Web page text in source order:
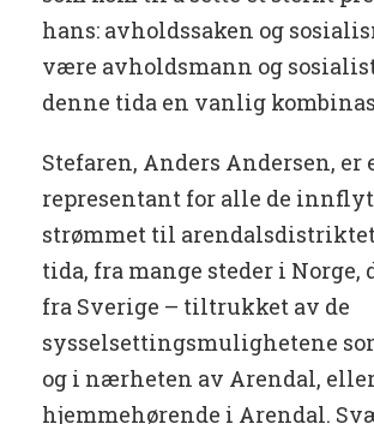
hans: avholdssaken og
være avholdsmann og
denne tida en vanlig
Stefaren, Anders Andersen, er
representant for alle de
strømmet til
tida, fra mange steder i Norge,
fra Sverige – tiltrukket av de
sysselsettingsmulighetene
og i nærheten av Arendal,
hjemmehørende i Arendal.